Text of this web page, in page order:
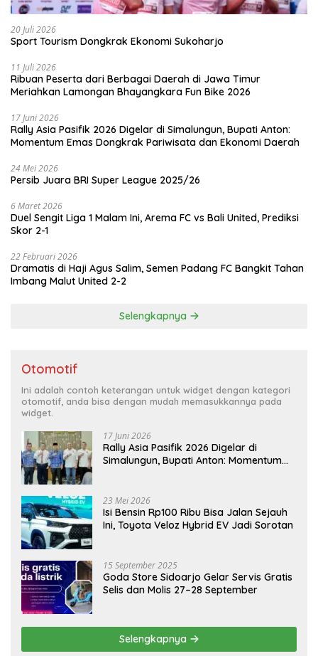
20 Juli 2026
Sport Tourism Dongkrak Ekonomi Sukoharjo
11 Juli 2026
Ribuan Peserta dari Berbagai Daerah di Jawa Timur
Meriahkan Lamongan Bhayangkara Fun Bike 2026
17 Juni 2026
Rally Asia Pasifik 2026 Digelar di Simalungun, Bupati Anton:
Momentum Emas Dongkrak Pariwisata dan Ekonomi Daerah
24 Mei 2026
Persib Juara BRI Super League 2025/26
6 Maret 2026
Duel Sengit Liga 1 Malam Ini, Arema FC vs Bali United, Prediksi
Skor 2-1
22 Februari 2026
Dramatis di Haji Agus Salim, Semen Padang FC Bangkit Tahan
Imbang Malut United 2-2
Selengkapnya
Otomotif
Ini adalah contoh keterangan untuk widget dengan kategori
otomotif, anda bisa dengan mudah memasukkannya pada
widget.
17 Juni 2026
Rally Asia Pasifik 2026 Digelar di
Simalungun, Bupati Anton: Momentum
23 Mei 2026
Isi Bensin Rp100 Ribu Bisa Jalan Sejauh
Ini, Toyota Veloz Hybrid EV Jadi Sorotan
15 September 2025
Goda Store Sidoarjo Gelar Servis Gratis
Selis dan Molis 27–28 September
Selengkapnya